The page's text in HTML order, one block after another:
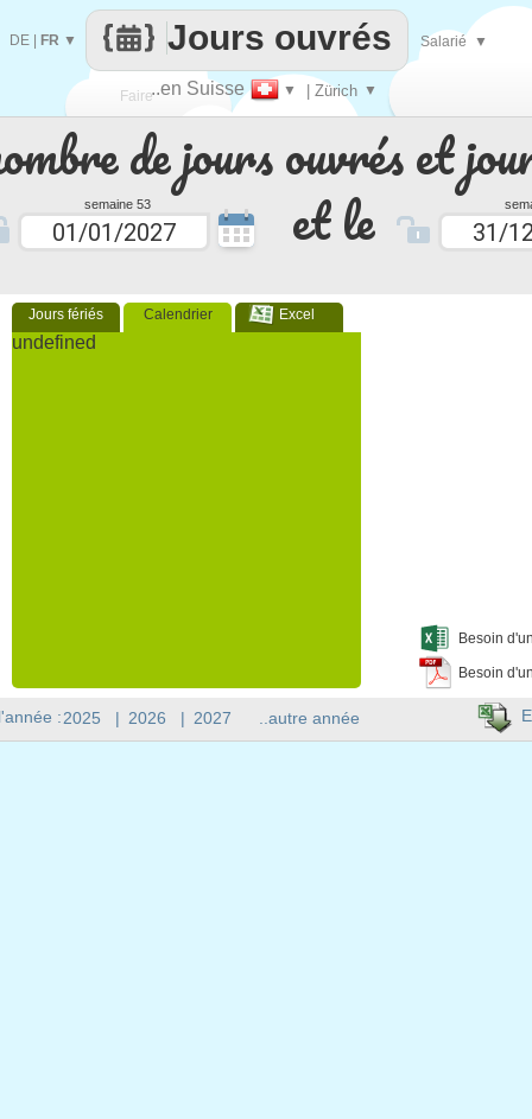
de jours ouvrés et
semaine 53 et le
Jours fériés Calendrier Excel
undefined
Besoin
Besoin
Faire
que
..en Suisse ▼ | Zürich ▼
Jours ouvrés
DE FR ▼ Salarié ▼
:2025 | 2026 | 2027 ..autre année